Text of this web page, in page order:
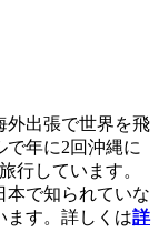
外出張で世界を飛
年に2回沖縄に
行しています。
本で知られていな
ます。詳しくは詳